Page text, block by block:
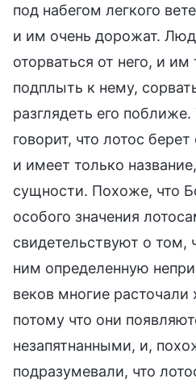
под набегом легкого
и им очень дорожат.
оторваться от него, и им
подплыть к нему,
разглядеть его
говорит, что лотос
и имеет только
сущности. Похоже, что
особого значения
свидетельствуют о том,
ним определенную
веков многие расточали
потому что они
незапятнанными, и,
подразумевали, что